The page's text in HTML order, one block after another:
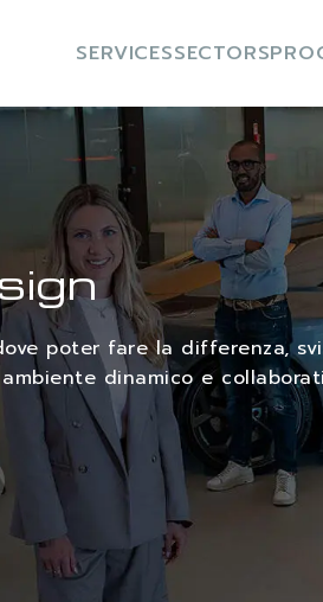
SERVICESSECTORS
poter fare la differenza,
dinamico e